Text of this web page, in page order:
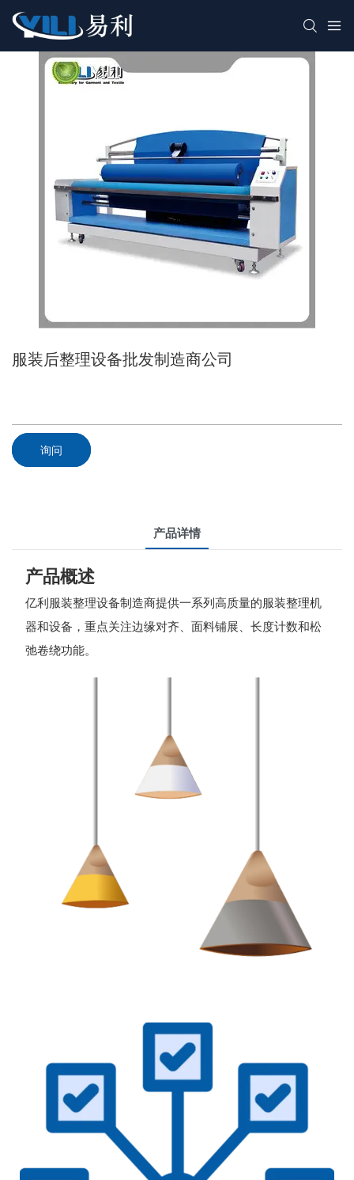
服装后整理设备批发制造商公司
询问
产品详情
产品概述
亿利服装整理设备制造商提供一系列高质量的服装整理机
器和设备，重点关注边缘对齐、面料铺展、长度计数和松
弛卷绕功能。